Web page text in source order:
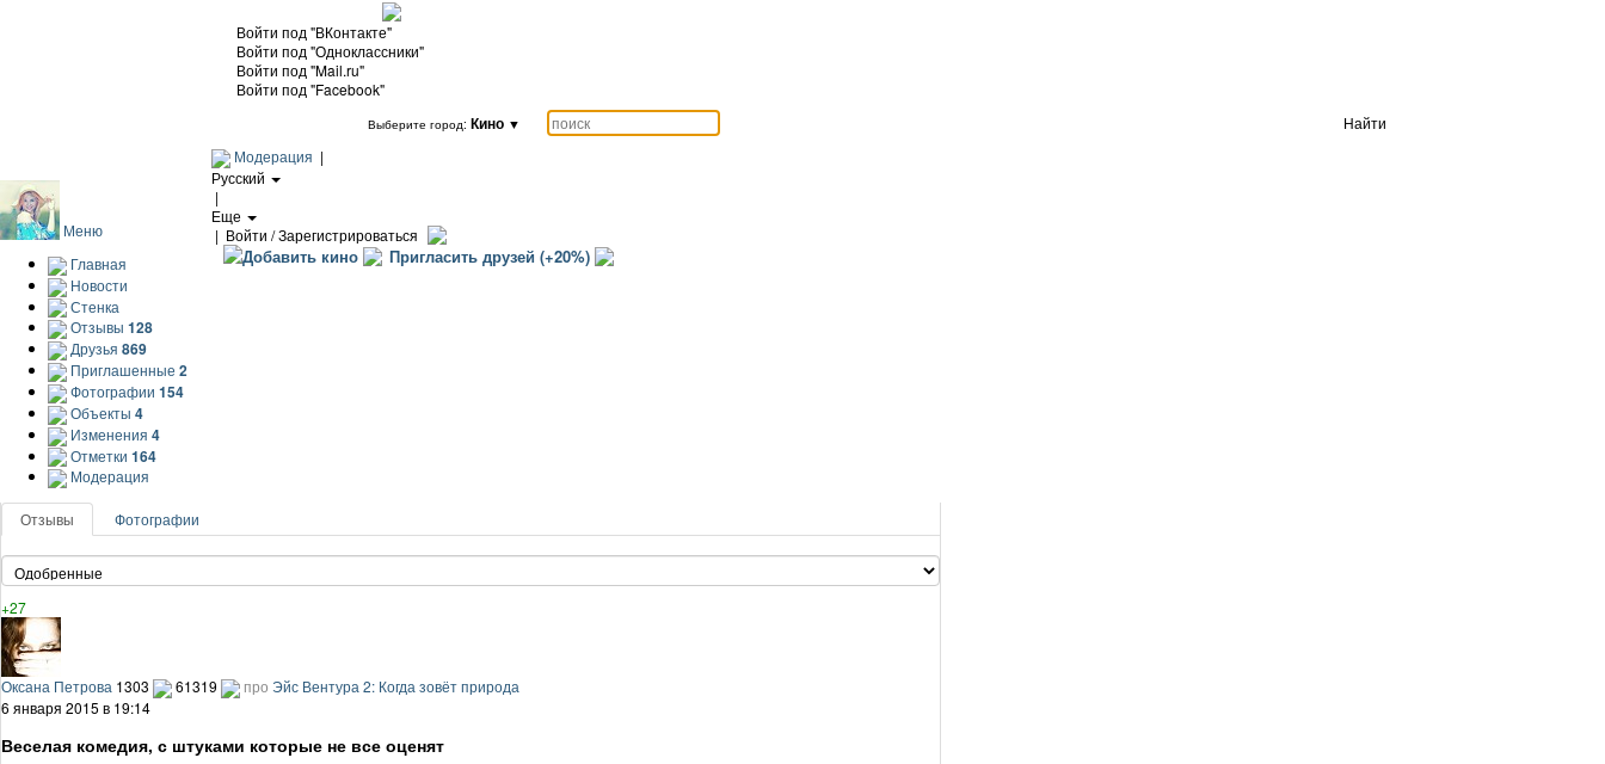
Войти под "ВКонтакте"
Войти под "Одноклассники"
Войти под "Mail.ru"
Войти под "Facebook"
Выберите город: Кино ▼
Найти
Модерация |
Русский
|
Еще
| Войти / Зарегистрироваться
Добавить кино Пригласить друзей (+20%)
Меню
Главная
Новости
Стенка
Отзывы 128
Друзья 869
Приглашенные 2
Фотографии 154
Объекты 4
Изменения 4
Отметки 164
Модерация
Отзывы Фотографии
+27
Оксана Петрова 1303 61319 про Эйс Вентура 2: Когда зовёт природа
6 января 2015 в 19:14
Веселая комедия, с штуками которые не все оценят